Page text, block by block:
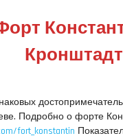
Подробно о форте
fort_konstantin